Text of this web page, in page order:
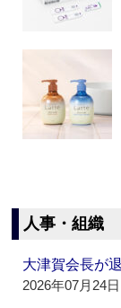
人事・組織
大津賀会長が
2026年07月24